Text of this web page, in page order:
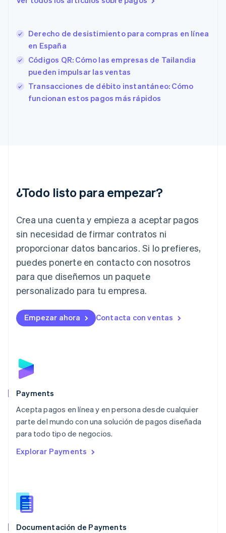
Derecho de desistimiento para compras en línea
en España
Códigos QR: Cómo las empresas de Tailandia
pueden impulsar las ventas
Transacciones de débito instantáneo: Cómo
funcionan estos pagos más rápidos
¿Todo listo para empezar?
Crea una cuenta y empieza a aceptar pagos
sin necesidad de firmar contratos ni
proporcionar datos bancarios. Si lo prefieres,
puedes ponerte en contacto con nosotros
para que diseñemos un paquete
personalizado para tu empresa.
Empezar ahora Contacta con ventas
Payments
Acepta pagos en línea y en persona desde cualquier
parte del mundo con una solución de pagos diseñada
para todo tipo de negocios.
Explorar Payments
Documentación de Payments
EnglishItaliano
Estados Unidos
EnglishEspañol
English
Finlandia
EnglishSvenska
Francia
Irlanda
Italia
English
Japón
日本語English
Letonia
Liechtenstein
DeutschEnglish
English
Luxemburgo
Malta
English
EspañolEnglish
English
Nueva Zelandia
English
NederlandsEnglish
Português
RAE de Hong Kong, China
Reino Unido